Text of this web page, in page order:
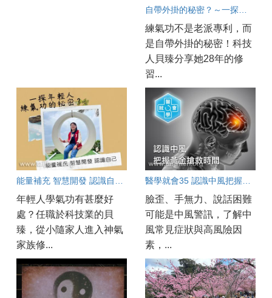
練氣功不是老派專利，而
是自帶外掛的秘密！科技
人貝臻分享她28年的修
習...
能量補充 智慧開發 認識自己～一探年輕人練氣功的秘密？
年輕人學氣功有甚麼好
處？任職於科技業的貝
臻，從小隨家人進入神氣
家族修...
醫學就會35 認識中風把握黃金搶救時間
臉歪、手無力、說話困難
可能是中風警訊，了解中
風常見症狀與高風險因
素，...